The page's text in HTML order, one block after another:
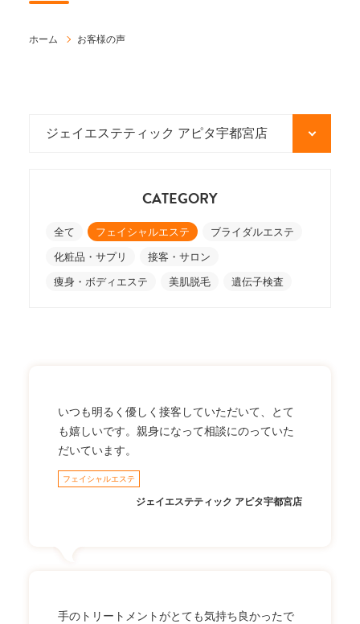
ホーム お客様の声
CATEGORY
全て フェイシャルエステ ブライダルエステ
化粧品・サプリ 接客・サロン
痩身・ボディエステ 美肌脱毛 遺伝子検査
いつも明るく優しく接客していただいて、とて
も嬉しいです。親身になって相談にのっていた
だいています。
フェイシャルエステ
ジェイエステティック アピタ宇都宮店
手のトリートメントがとても気持ち良かったで